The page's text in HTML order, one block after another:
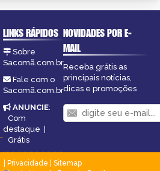
LINKS RÁPIDOS
Sobre
Sacomã.com.br
Fale com o
Sacomã.com.br
ANUNCIE:
Com
destaque |
Grátis
NOVIDADES POR E-
MAIL
Receba grátis as
principais notícias,
dicas e promoções
Privacidade
Sitemap